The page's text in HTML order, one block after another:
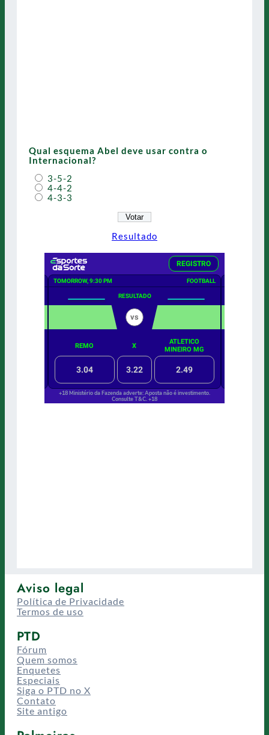
Qual esquema Abel deve usar contra o
Internacional?
3-5-2
4-4-2
4-3-3
Resultado
Aviso legal
Política de Privacidade
Termos de uso
PTD
Fórum
Quem somos
Enquetes
Especiais
Siga o PTD no X
Contato
Site antigo